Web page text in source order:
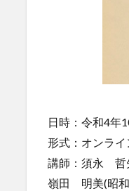
日時：令和4年
形式：オンラ
講師：須永 哲
嶺田 明美(昭